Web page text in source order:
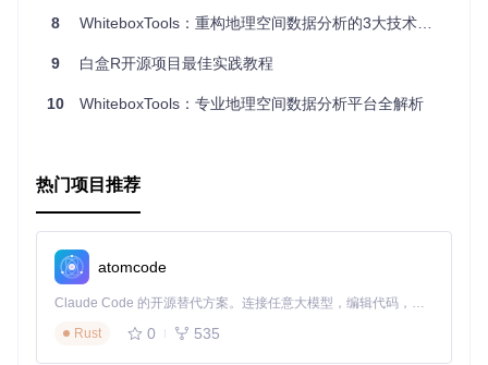
具，值得你添加到你的工具箱里。立即尝试，开启你的高级地
8 WhiteboxTools：重构地理空间数据分析的3大技术突破与全场景落地指南
9 白盒R开源项目最佳实践教程
10 WhiteboxTools：专业地理空间数据分析平台全解析
热门项目推荐
atomcode
Claude Code 的开源替代方案。连接任意大模型，编辑代码，运行命令，自动验证 — 全自动执行。用 Rust 构建，极致性能。 ｜ An open-source alternative to Claude Code. Connect any LLM, edit code, run commands, and verify changes — autonomously. Built in Rust for speed. Get Started
Rust
0 535